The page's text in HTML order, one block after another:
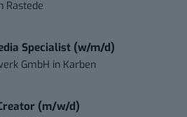
Rastede
Specialist (w/m/d)
GmbH in Karben
(m/w/d)